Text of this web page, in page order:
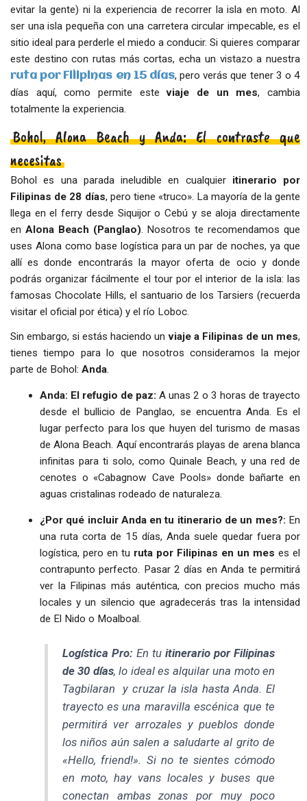
evitar la gente) ni la experiencia de recorrer la isla en moto. Al
ser una isla pequeña con una carretera circular impecable, es el
sitio ideal para perderle el miedo a conducir. Si quieres comparar
este destino con rutas más cortas, echa un vistazo a nuestra
ruta por Filipinas en 15 días, pero verás que tener 3 o 4
días aquí, como permite esteviaje de un mes, cambia
totalmente la experiencia.
Bohol, Alona Beach y Anda: El contraste que
necesitas
Bohol es una parada ineludible en cualquier itinerario por
Filipinas de 28 días, pero tiene «truco». La mayoría de la gente
llega en el ferry desde Siquijor o Cebú y se aloja directamente
en Alona Beach (Panglao). Nosotros te recomendamos que
uses Alona como base logística para un par de noches, ya que
allí es donde encontrarás la mayor oferta de ocio y donde
podrás organizar fácilmente el tour por el interior de la isla: las
famosas Chocolate Hills, el santuario de los Tarsiers (recuerda
visitar el oficial por ética) y el río Loboc.
Sin embargo, si estás haciendo unviaje a Filipinas de un mes,
tienes tiempo para lo que nosotros consideramos la mejor
parte de Bohol: Anda
Anda: El refugio de paz: A unas 2 o 3 horas de trayecto
desde el bullicio de Panglao, se encuentra Anda. Es el
lugar perfecto para los que huyen del turismo de masas
de Alona Beach. Aquí encontrarás playas de arena blanca
infinitas para ti solo, como Quinale Beach, y una red de
cenotes o «Cabagnow Cave Pools» donde bañarte en
aguas cristalinas rodeado de naturaleza.
¿Por qué incluir Anda en tu itinerario de un mes?: En
una ruta corta de 15 días, Anda suele quedar fuera por
logística, pero en tu ruta por Filipinas en un mes es el
contrapunto perfecto. Pasar 2 días en Anda te permitirá
ver la Filipinas más auténtica, con precios mucho más
locales y un silencio que agradecerás tras la intensidad
de El Nido o Moalboal.
Logística Pro: En tu itinerario por Filipinas
de 30 días, lo ideal es alquilar una moto en
Tagbilaran y cruzar la isla hasta Anda. El
trayecto es una maravilla escénica que te
permitirá ver arrozales y pueblos donde
los niños aún salen a saludarte al grito de
«Hello, friend!». Si no te sientes cómodo
en moto, hay vans locales y buses que
conectan ambas zonas por muy poco